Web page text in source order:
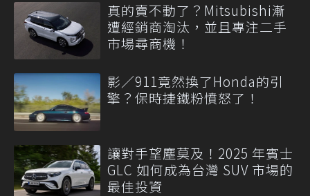
真的賣不動了？Mitsubishi漸
遭經銷商淘汰，並且專注二手
市場尋商機！
影／911竟然換了Honda的引
擎？保時捷鐵粉憤怒了！
讓對手望塵莫及！2025 年賓士
GLC 如何成為台灣 SUV 市場的
最佳投資